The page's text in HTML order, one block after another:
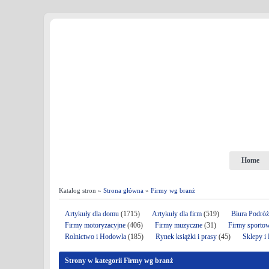
Home
Katalog stron » Strona główna » Firmy wg branż
Artykuły dla domu (1715) Artykuły dla firm (519)
Biura
Firmy motoryzacyjne (406) Firmy muzyczne (31)
Firmy
Rolnictwo i Hodowla (185) Rynek książki i prasy (45) Sklepy i
Strony w kategorii Firmy wg branż